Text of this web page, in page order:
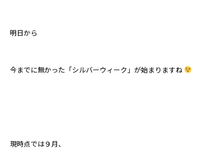
明日から
今までに無かった「シルバーウィーク」が始まりますね
現時点では９月、